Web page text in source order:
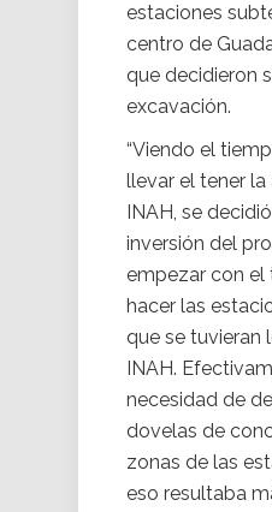
estaciones
centro de
que decidieron
excavación.
“Viendo el
llevar el tener
INAH, se
inversión del
empezar con el
hacer las
que se tuvieran
INAH.
necesidad de
dovelas de
zonas de las
eso resultaba